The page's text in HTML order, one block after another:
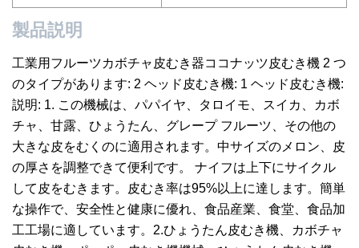
製品説明
工業用フルーツカボチャ皮むき器ココナッツ皮むき機 2 つ
のタイプがあります: 2 ヘッド皮むき機: 1 ヘッド皮むき機:
説明: 1. この機械は、パパイヤ、タロイモ、スイカ、カボ
チャ、甘露、ひょうたん、グレープ フルーツ、その他の
大きな皮をむくのに適用されます。中サイズのメロン、皮
の厚さを調整できて便利です。 ナイフは上下にサイクル
して皮をむきます。皮むき率は95%以上に達します。簡単
な操作で、安全性と健康に優れ、食品産業、食堂、食品加
工工場に適しています。2.ひょうたん皮むき機、カボチャ